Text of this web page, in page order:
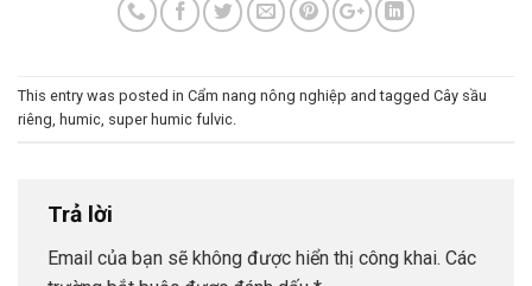
This entry was posted in Cẩm nang nông nghiệp and tagged Cây sầu
riêng, humic, super humic fulvic.
Trả lời
Email của bạn sẽ không được hiển thị công khai. Các